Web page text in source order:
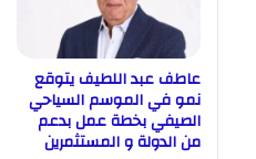
عاطف عبد اللطيف يتوقع
نمو في الموسم السياحي
الصيفي بخطة عمل بدعم
من الدولة و المستثمرين